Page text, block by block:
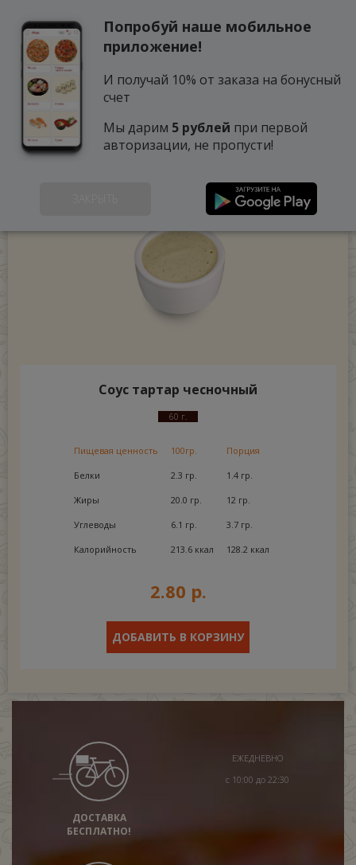
Соус тартар чесночный
60 г.
Пищевая ценность 100гр. Порция
Белки 2.3 гр. 1.4 гр.
Жиры 20.0 гр. 12 гр.
Углеводы 6.1 гр. 3.7 гр.
Калорийность 213.6 ккал 128.2 ккал
2.80 р.
ДОБАВИТЬ В КОРЗИНУ
ДОСТАВКА
БЕСПЛАТНО!
ЕЖЕДНЕВНО
с 10:00 до 22:30
Попробуй наше мобильное
приложение!
И получай 10% от заказа на бонусный
счет
Мы дарим 5 рублей при первой
авторизации, не пропусти!